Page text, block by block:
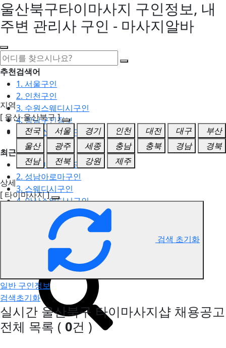
울산북구타이마사지 구인정보, 내
주변 관리사 구인 - 마사지알바
추천검색어
1. 서울구인
2. 인천구인
3. 수원스웨디시구인
4. 강남구인정보
5. 동탄스웨디시구인
최근검색어
1. 일산마사지구인
2. 성남아로마구인
3. 스웨디시구인
4. 안산스웨디시구인
5. 아로마구인
울산북구 타이마사지 구인정보
지역
[ 울산-울산북구 ]
전국
서울 경기 인천 대전 대구
부산
울산
광주 세종 충남 충북 경남
경북
전남
전북 강원
제주
상세
[ 타이마사지 ]
검색 초기화
일반 구인정보
검색초기화
실시간 울산북구 타이마사지샵 채용공고
전체 목록 ( 0건 )